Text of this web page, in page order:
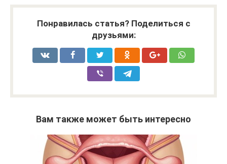
Понравилась статья? Поделиться с
друзьями:
Вам также может быть интересно